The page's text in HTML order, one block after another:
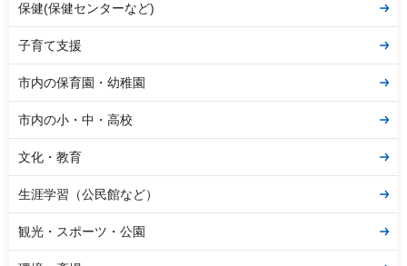
保健(保健センターなど)
子育て支援
市内の保育園・幼稚園
市内の小・中・高校
文化・教育
生涯学習（公民館など）
観光・スポーツ・公園